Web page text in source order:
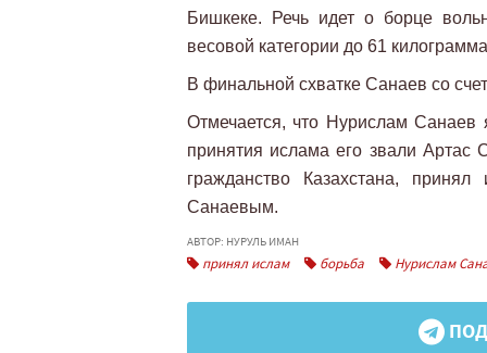
Бишкеке. Речь идет о борце
весовой категории до 61
В финальной схватке Санаев со
Отмечается, что Нурислам Санаев
принятия ислама его звали Артас
гражданство Казахстана,
Санаевым.
АВТОР: НУРУЛЬ ИМАН
принял ислам борьба Нурислам